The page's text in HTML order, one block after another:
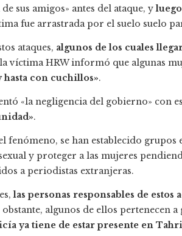
sus amigos» antes del ataque, y
fue arrastrada por el suelo suelo
ataques, algunos de los cuales
víctima HRW informó que algunas
hasta con cuchillos».
«la negligencia del gobierno» con
.
fenómeno, se han establecido grupos
y proteger a las mujeres
a periodistas extranjeras.
las personas responsables de
obstante, algunos de ellos pertenecen
ya tiene de estar presente en